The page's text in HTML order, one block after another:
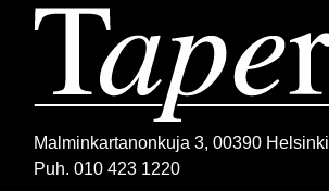
Malminkartanonkuja 3, 00390 Helsinki
Puh. 010 423 1220